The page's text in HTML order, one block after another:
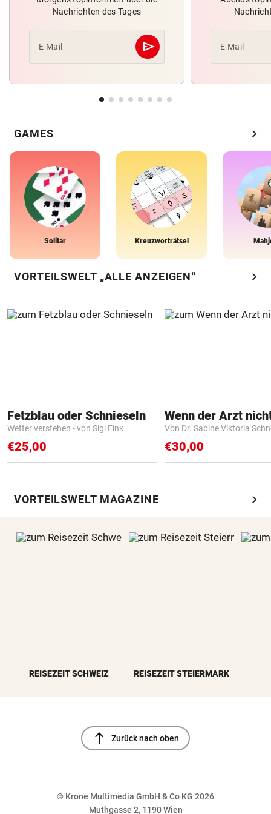
Nachrichten des Tages
E-Mail send
Abschicken E-Mail
GAMES chevron_right
Solitär Kreuzworträtsel
VORTEILSWELT „ALLE ANZEIGEN“ chevron_right
Fetzblau oder Schnieseln
Wetter verstehen - von Sigi Fink
€25,00
Von Dr. Sabine Viktoria
€30,00
VORTEILSWELT MAGAZINE chevron_right
REISEZEIT SCHWEIZ REISEZEIT STEIERMARK
north Zurück nach oben
© Krone Multimedia GmbH & Co KG 2026
Muthgasse 2, 1190 Wien